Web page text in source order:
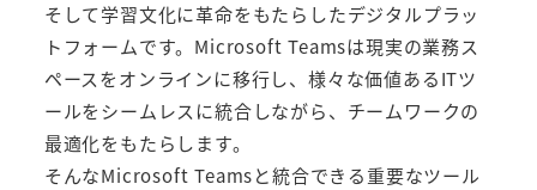
そして学習文化に革命をもたらしたデジタルプラッ
トフォームです。Microsoft Teamsは現実の業務ス
ペースをオンラインに移行し、様々な価値あるITツ
ールをシームレスに統合しながら、チームワークの
最適化をもたらします。
そんなMicrosoft Teamsと統合できる重要なツール